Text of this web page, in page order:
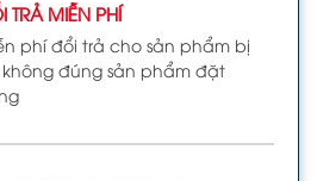
TRẢ MIỄN PHÍ
phí đổi trả cho sản phẩm bị
không đúng sản phẩm đặt